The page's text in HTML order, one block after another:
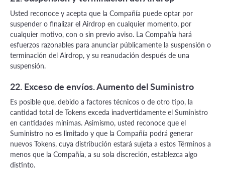
Usted reconoce y acepta que la Compañía puede optar por
suspender o finalizar el Airdrop en cualquier momento, por
cualquier motivo, con o sin previo aviso. La Compañía hará
esfuerzos razonables para anunciar públicamente la suspensión o
terminación del Airdrop, y su reanudación después de una
suspensión.
22. Exceso de envíos. Aumento del Suministro
Es posible que, debido a factores técnicos o de otro tipo, la
cantidad total de Tokens exceda inadvertidamente el Suministro
en cantidades mínimas. Asimismo, usted reconoce que el
Suministro no es limitado y que la Compañía podrá generar
nuevos Tokens, cuya distribución estará sujeta a estos Términos a
menos que la Compañía, a su sola discreción, establezca algo
distinto.